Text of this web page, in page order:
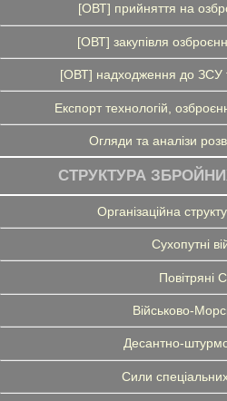
[ОВТ] прийняття на
[ОВТ] закупівля
[ОВТ] надходження до ЗСУ
Експорт технологій,
Огляди та аналізи
СТРУКТУРА
Організаційна
Сухопутні
Повітряні
Військово-
Десантно-
Сили